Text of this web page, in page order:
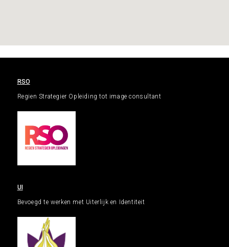
RSO
Regien Strategier Opleiding tot image consultant
UI
Bevoegd te werken met Uiterlijk en Identiteit